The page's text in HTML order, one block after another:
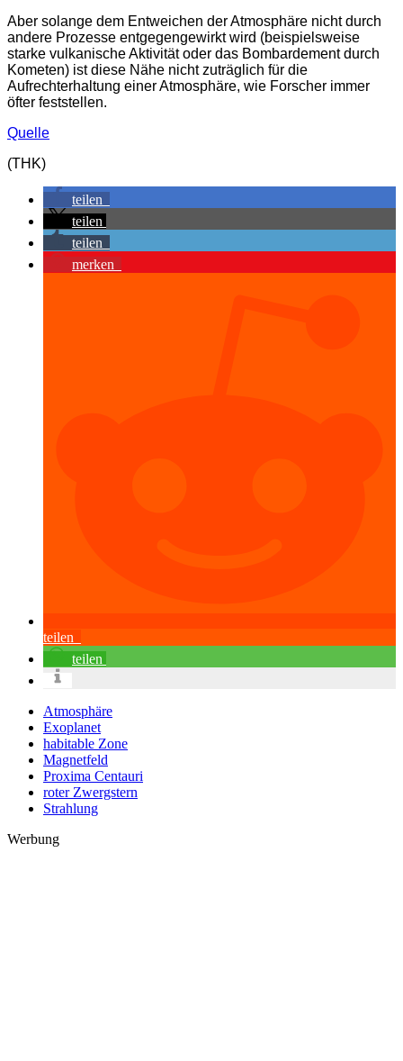
Aber solange dem Entweichen der Atmosphäre nicht durch
andere Prozesse entgegengewirkt wird (beispielsweise
starke vulkanische Aktivität oder das Bombardement durch
Kometen) ist diese Nähe nicht zuträglich für die
Aufrechterhaltung einer Atmosphäre, wie Forscher immer
öfter feststellen.
Quelle
(THK)
teilen
teilen
teilen
merken
teilen
teilen
Atmosphäre
Exoplanet
habitable Zone
Magnetfeld
Proxima Centauri
roter Zwergstern
Strahlung
Werbung